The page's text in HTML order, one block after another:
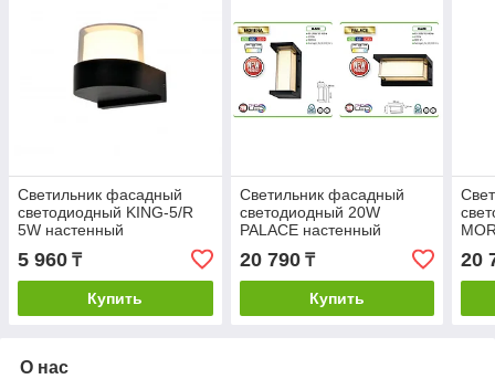
Светильник фасадный
светодиодный KING-5/R
5W настенный
5 960 ₸
Купить
Светильник фасадный
светодиодный 20W
PALACE настенный
20 790₸
Купить
20
О нас